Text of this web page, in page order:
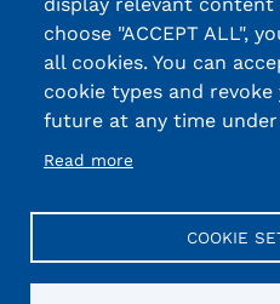
choose "ACCEPT ALL",
all cookies. You can
cookie types and
future at any time under
Read more
COOKIE